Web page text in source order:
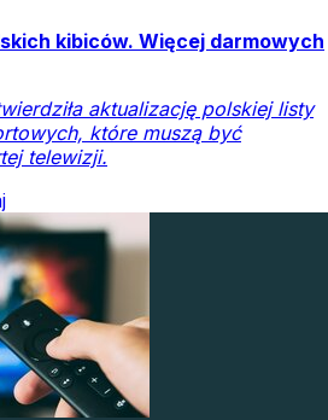
kibiców. Więcej darmowych
aktualizację polskiej listy
które muszą być
telewizji.